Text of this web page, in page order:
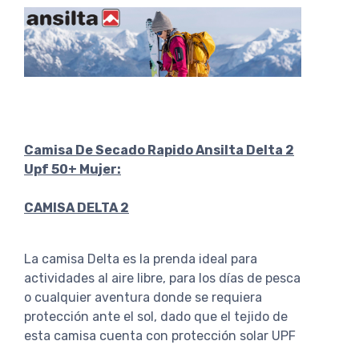
Camisa De Secado Rapido Ansilta Delta 2
Upf 50+ Mujer:
CAMISA DELTA 2
La camisa Delta es la prenda ideal para
actividades al aire libre, para los días de pesca
o cualquier aventura donde se requiera
protección ante el sol, dado que el tejido de
esta camisa cuenta con protección solar UPF